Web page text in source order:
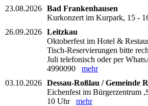
23.08.2026 Bad Frankenhausen
Kurkonzert im Kurpark, 15 -
26.09.2026 Leitzkau
Oktoberfest im Hotel &
Tisch-Reservierungen bitte
Juli telefonisch oder per
4990090 mehr
03.10.2026 Dessau-Roßlau / Gemeinde
Eichenfest im Bürgerzentrum
10 Uhr mehr